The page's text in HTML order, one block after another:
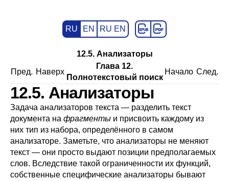
RU EN RU EN
12.5. Анализаторы
Пред. Наверх
Глава 12.
Полнотекстовый поиск
Начало След.
12.5. Анализаторы
Задача анализаторов текста — разделить текст
документа на фрагменты и присвоить каждому из
них тип из набора, определённого в самом
анализаторе. Заметьте, что анализаторы не меняют
текст — они просто выдают позиции предполагаемых
слов. Вследствие такой ограниченности их функций,
собственные специфические анализаторы бывают